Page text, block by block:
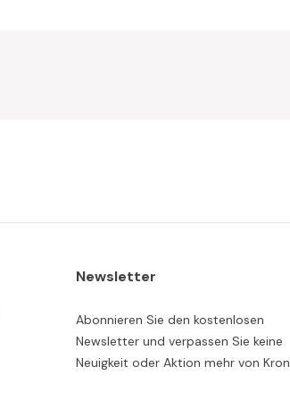
Newsletter
Abonnieren Sie den kostenlosen
Newsletter und verpassen Sie keine
Neuigkeit oder Aktion mehr von